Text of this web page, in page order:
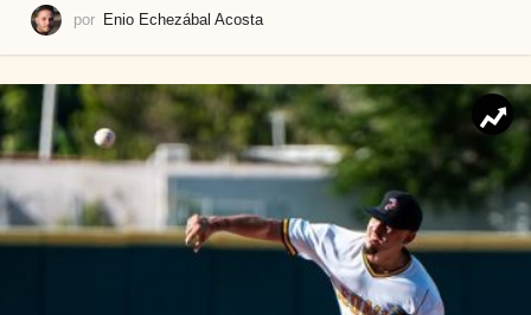
por Enio Echezábal Acosta